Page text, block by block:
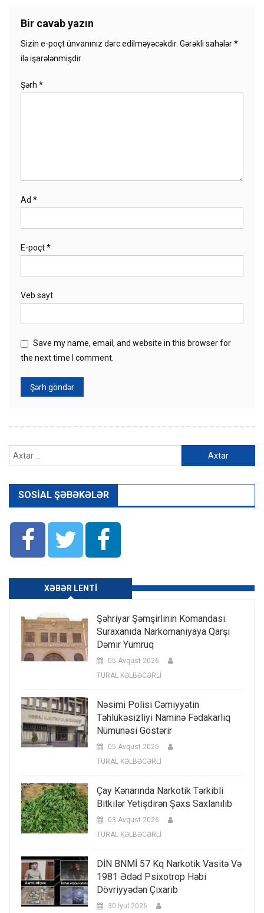
Bir cavab yazın
Sizin e-poçt ünvanınız dərc edilməyəcəkdir. Gərəkli sahələr*
ilə işarələnmişdir
Şərh *
Ad *
E-poçt*
Veb sayt
Save my name, email, and website in this browser for
the next time I comment.
SOSIAL ŞƏBƏKƏLƏR
XƏBƏR LENTI
Şəhriyar Şəmşirlinin Komandası:
Suraxanıda Narkomaniyaya Qarşı
Dəmir Yumruq
05 Avqust 2026
TURAL KƏLBƏCƏRLİ
Nəsimi Polisi Cəmiyyətin
Təhlükəsizliyi Naminə Fədakarlıq
Nümunəsi Göstərir
05 Avqust 2026
TURAL KƏLBƏCƏRLİ
Çay Kənarında Narkotik Tərkibli
Bitkilər Yetişdirən Şəxs Saxlanılıb
03 Avqust 2026
TURAL KƏLBƏCƏRLİ
DİN BNMİ 57 Kq Narkotik Vasitə Və
1981 Ədəd Psixotrop Həbi
Dövriyyədən Çıxarıb
30 İyul 2026